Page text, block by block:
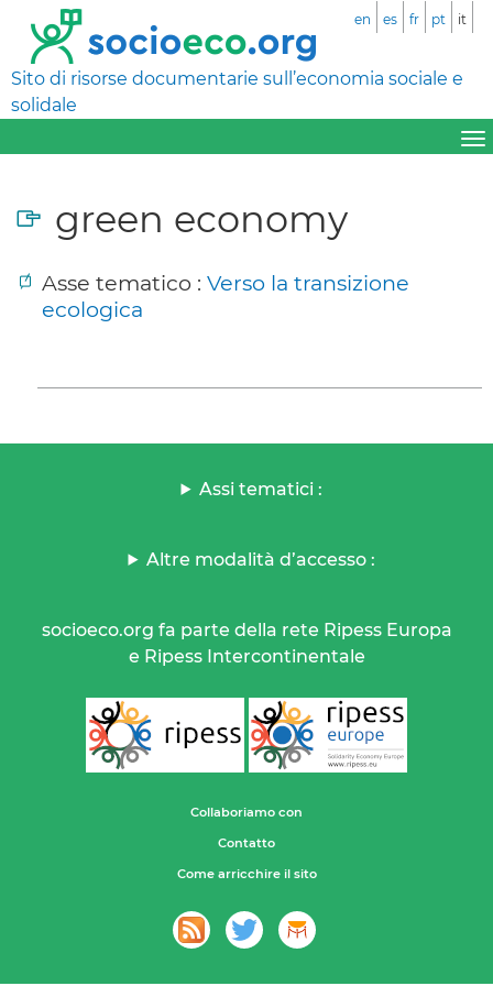
Sito di risorse documentarie sull’economia sociale e
solidale
en es fr pt it
green economy
Asse tematico : Verso la transizione
ecologica
Assi tematici :
Altre modalità d’accesso :
socioeco.org fa parte della rete Ripess Europa
e Ripess Intercontinentale
Collaboriamo con
Contatto
Come arricchire il sito